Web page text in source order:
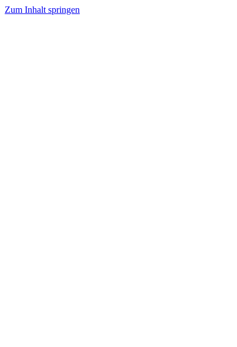
Zum Inhalt springen